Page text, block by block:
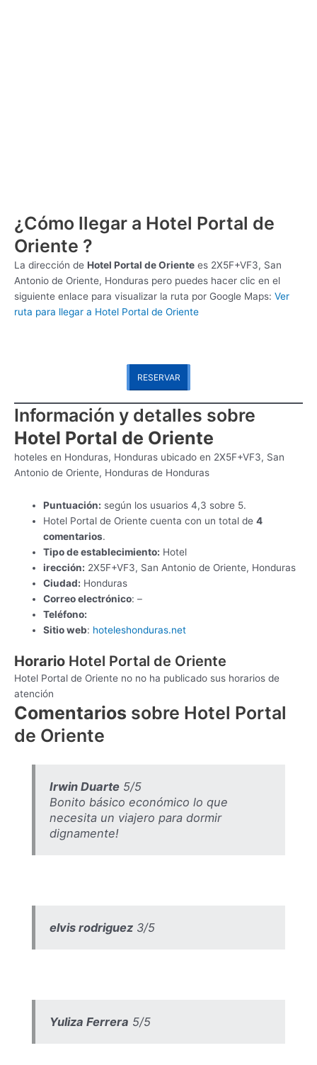
¿Cómo llegar a Hotel Portal de
Oriente ?
La dirección de Hotel Portal de Oriente es 2X5F+VF3, San
Antonio de Oriente, Honduras pero puedes hacer clic en el
siguiente enlace para visualizar la ruta por Google Maps: Ver
ruta para llegar a Hotel Portal de Oriente
RESERVAR
Información y detalles sobre
Hotel Portal de Oriente
hoteles en Honduras, Honduras ubicado en 2X5F+VF3, San
Antonio de Oriente, Honduras de Honduras
Puntuación: según los usuarios 4,3 sobre 5.
Hotel Portal de Oriente cuenta con un total de4
comentarios.
Tipo de establecimiento: Hotel
irección: 2X5F+VF3, San Antonio de Oriente, Honduras
Ciudad: Honduras
Correo electrónico: –
Teléfono:
Sitio web: hoteleshonduras.net
Horario Hotel Portal de Oriente
Hotel Portal de Oriente no no ha publicado sus horarios de
atención
Comentarios sobre Hotel Portal
de Oriente
Irwin Duarte5/5
Bonito básico económico lo que
necesita un viajero para dormir
dignamente!
elvis rodriguez3/5
Yuliza Ferrera 5/5